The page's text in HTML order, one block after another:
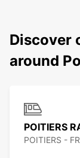
Discover
around
POITIERS
POITIERS -